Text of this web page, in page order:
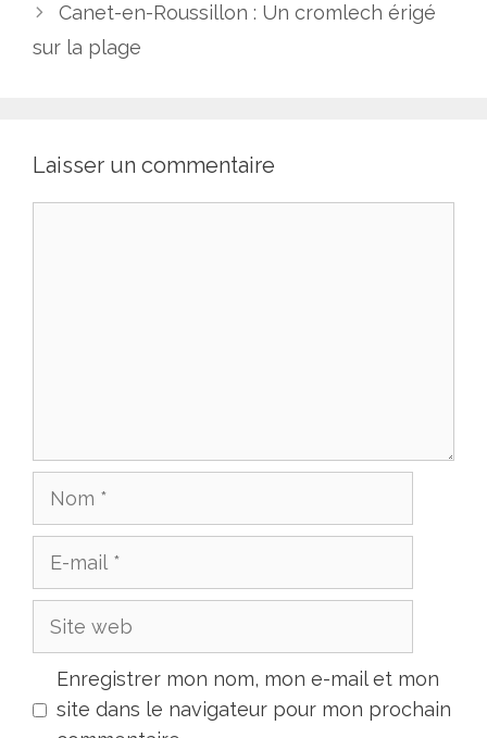
Canet-en-Roussillon : Un cromlech érigé
sur la plage
Laisser un commentaire
Enregistrer mon nom, mon e-mail et mon
site dans le navigateur pour mon prochain